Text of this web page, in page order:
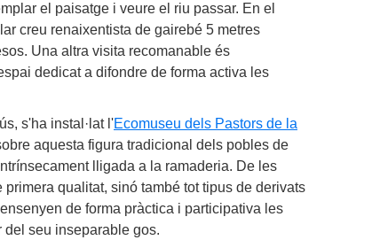
el paisatge i veure el riu passar. En el
creu renaixentista de gairebé 5 metres
Una altra visita recomanable és
dedicat a difondre de forma activa les
s'ha instal·lat l'Ecomuseu dels Pastors de la
aquesta figura tradicional dels pobles de
lligada a la ramaderia. De les
qualitat, sinó també tot tipus de derivats
de forma pràctica i participativa les
seu inseparable gos.